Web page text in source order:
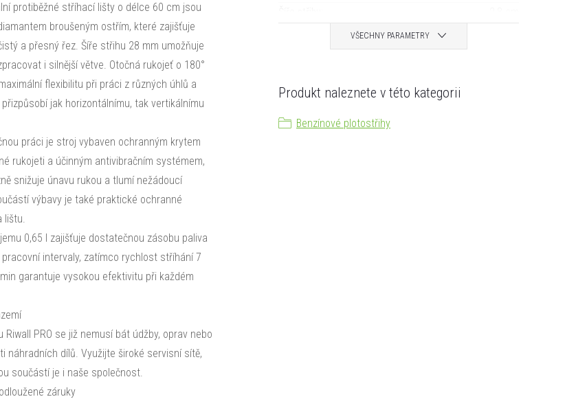
protiběžné stříhací lišty o délce 60 cm jsou
broušeným ostřím, které zajišťuje
a přesný řez. Šíře střihu 28 mm umožňuje
i silnější větve. Otočná rukojeť o 180°
flexibilitu při práci z různých úhlů a
jak horizontálnímu, tak vertikálnímu
práci je stroj vybaven ochranným krytem
rukojeti a účinným antivibračním systémem,
snižuje únavu rukou a tlumí nežádoucí
výbavy je také praktické ochranné
lištu.
0,65 l zajišťuje dostatečnou zásobu paliva
intervaly, zatímco rychlost stříhání 7
garantuje vysokou efektivitu při každém
Riwall PRO se již nemusí bát údžby, oprav nebo
náhradních dílů. Využijte široké servisní sítě,
součástí je i naše společnost.
záruky
VŠECHNY PARAMETRY
Produkt naleznete v této kategorii
Benzínové plotostřihy